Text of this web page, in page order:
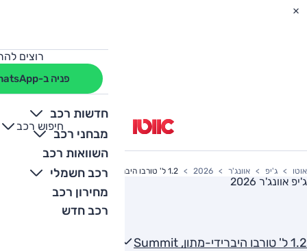
רוצים
פניה ב-WhatsApp
חדשות רכב
מבחני רכב
השוואות רכב
רכב חשמלי
מחירון רכב
רכב חדש
חיפוש רכב
+
-
אוטו ג'יפ אוונג'ר 2026 1.2 ל' טורבו היברידי-מתון, Summit
ג'יפ אוונג'ר 2026
1.2 ל' טורבו היברידי-מתון, Summit